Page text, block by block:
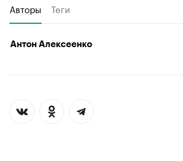
Авторы Теги
Антон Алексеенко